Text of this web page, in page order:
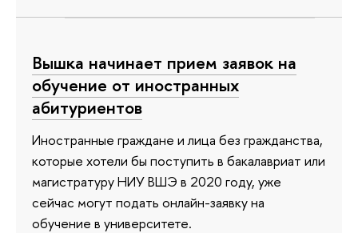
Вышка начинает прием заявок на
обучение от иностранных
абитуриентов
Иностранные граждане и лица без гражданства,
которые хотели бы поступить в бакалавриат или
магистратуру НИУ ВШЭ в 2020 году, уже
сейчас могут подать онлайн-заявку на
обучение в университете.